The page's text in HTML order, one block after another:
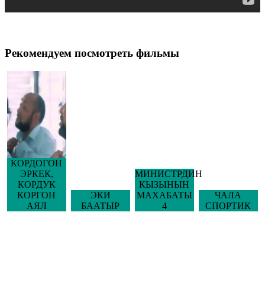
Рекомендуем посмотреть фильмы
КОРДОГОН
ЭРКЕК,
КОРДУК
КОРГОН
АЯЛ
ЭКИ
БААТЫР
МИНИСТРДИН
КЫЗЫНЫН
МАХАБАТЫ
4
ЧАЛА
СПОРТИК